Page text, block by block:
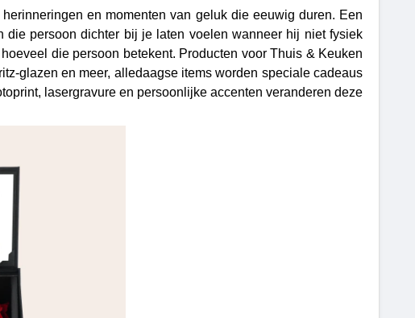
en momenten van geluk die eeuwig duren. Een
persoon dichter bij je laten voelen wanneer hij niet fysiek
die persoon betekent. Producten voor Thuis & Keuken
glazen en meer, alledaagse items worden speciale cadeaus
lasergravure en persoonlijke accenten veranderen deze